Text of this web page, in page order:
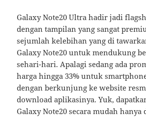
Galaxy Note20 Ultra hadir jadi
dengan tampilan yang sangat
sejumlah kelebihan yang di
Galaxy Note20 untuk mendukung
sehari-hari. Apalagi sedang ada
harga hingga 33% untuk
dengan berkunjung ke website
download aplikasinya. Yuk,
Galaxy Note20 secara mudah hanya